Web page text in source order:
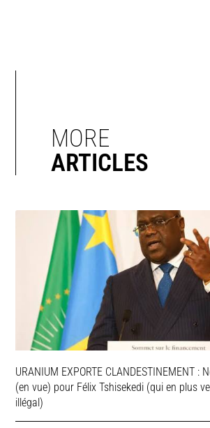
MORE
ARTICLES
URANIUM EXPORTE CLANDESTINEMENT :
(en vue) pour Félix Tshisekedi (qui en plus
illégal)